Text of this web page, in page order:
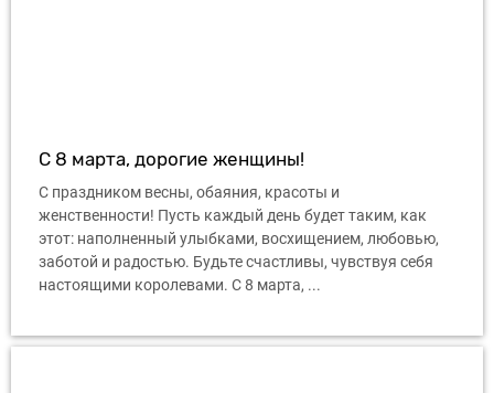
С 8 марта, дорогие женщины!
С праздником весны, обаяния, красоты и
женственности! Пусть каждый день будет таким, как
этот: наполненный улыбками, восхищением, любовью,
заботой и радостью. Будьте счастливы, чувствуя себя
настоящими королевами. С 8 марта, ...